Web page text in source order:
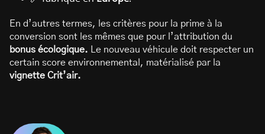
En d’autres termes, les critères pour la prime à la
conversion sont les mêmes que pour l’attribution du
bonus écologique.
Le nouveau véhicule doit respecter un
certain score environnemental, matérialisé par la
vignette Crit’air.